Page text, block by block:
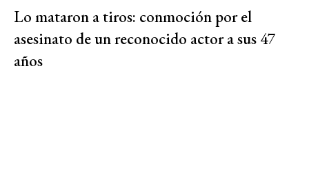
Lo mataron a tiros: conmoción por el
asesinato de un reconocido actor a sus 47
años